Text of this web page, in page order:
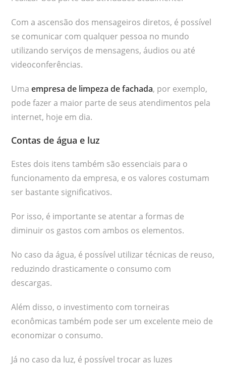
Com a ascensão dos mensageiros diretos, é possível
se comunicar com qualquer pessoa no mundo
utilizando serviços de mensagens, áudios ou até
videoconferências.
Umaempresa de limpeza de fachada, por exemplo,
pode fazer a maior parte de seus atendimentos pela
internet, hoje em dia.
Contas de água e luz
Estes dois itens também são essenciais para o
funcionamento da empresa, e os valores costumam
ser bastante significativos.
Por isso, é importante se atentar a formas de
diminuir os gastos com ambos os elementos.
No caso da água, é possível utilizar técnicas de reuso,
reduzindo drasticamente o consumo com
descargas.
Além disso, o investimento com torneiras
econômicas também pode ser um excelente meio de
economizar o consumo.
Já no caso da luz, é possível trocar as luzes